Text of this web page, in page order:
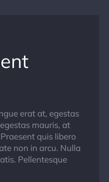
erat at, egestas
mauris, at
quis libero
non in arcu. Nulla
Pellentesque